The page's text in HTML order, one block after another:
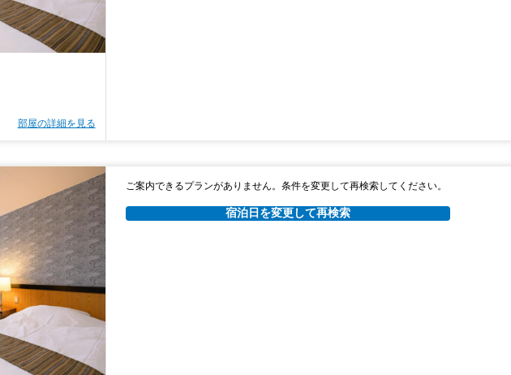
部屋の詳細を見る
ご案内できるプランがありません。条件を変更して再検索してください。
宿泊日を変更して再検索